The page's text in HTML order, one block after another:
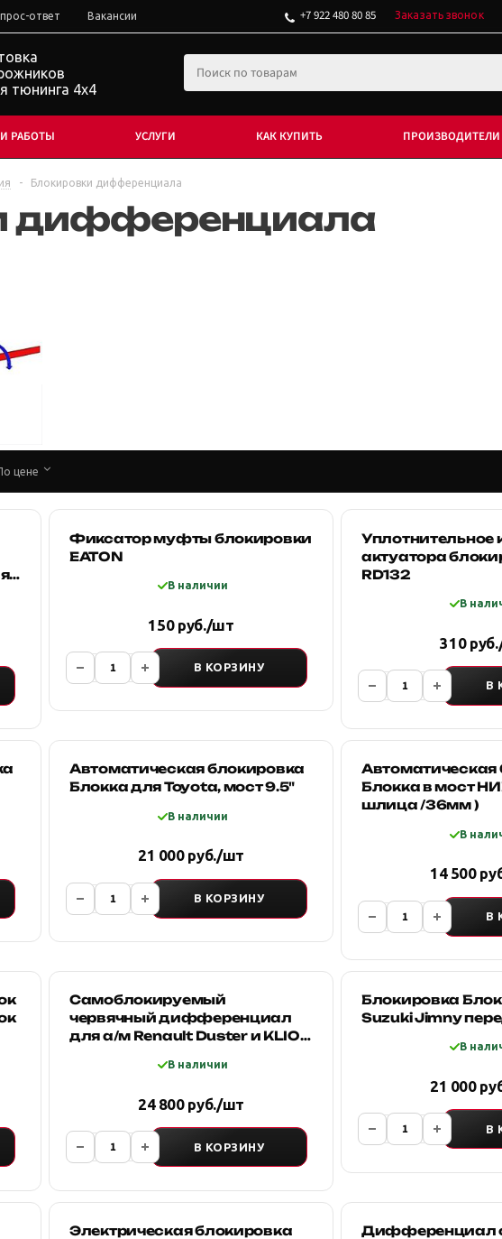
ответ Вакансии +7 922 480 80 85 Заказать звонок
тюнинга 4x4
РАБОТЫ УСЛУГИ КАК КУПИТЬ ПРОИЗВОДИТЕЛИ
- Блокировки дифференциала
дифференциала
цене
Фиксатор муфты блокировки
EATON
В наличии
150 руб./шт
В КОРЗИНУ
Уплотнительное
актуатора
RD132
В
310
В
Автоматическая блокировка
Блокка для Toyota, мост 9.5"
В наличии
21 000 руб./шт
В КОРЗИНУ
Автоматическая
Блокка в мост
шлица /36мм )
В
14 500
В
Самоблокируемый
червячный дифференциал
для а/м Renault Duster и KLIO с
В наличии
24 800 руб./шт
В КОРЗИНУ
Блокировка
Suzuki Jimny
В
21 000
В
Электрическая блокировка
Дифференциал